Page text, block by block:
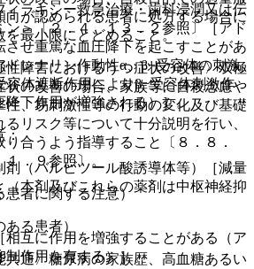
ィラキシー救急治療・歯科浸潤又は伝
＞〔２．４、１３．２参照〕［アド
させ重篤な血圧降下を起こすことがあ
ドレナリン作動性α、β−受容体の刺激
容体遮断作用によりβ−受容体刺激作
降下作用が増強される）］。
（バルビツール酸誘導体等）［減量
（本剤及びこれらの薬剤は中枢神経抑
互に作用を増強することがある（ア
制作用を有する）］。
向が認められる患者に処方する場合に
を最小限にとどめること。
障害におけるうつ症状の改善〉双極
状の改善の場合、家族等に自殺念慮や
性、易刺激性等の行動の変化及び基礎
リスク等について十分説明を行い、
合うよう指導すること〔８．８．
．９参照〕。
患者に関する注意）
る患者）
通〉糖尿病の家族歴、高血糖あるい